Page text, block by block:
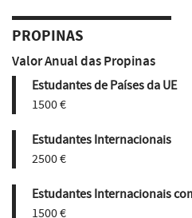
PROPINAS
Valor Anual das Propinas
Estudantes de Países da UE
1500 €
Estudantes Internacionais
2500 €
Estudantes Internacionais
1500 €